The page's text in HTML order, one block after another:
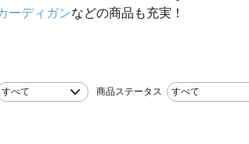
ーディガンなどの商品も充実！
すべて 商品ステータス すべて